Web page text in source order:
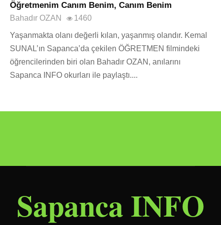
Öğretmenim Canım Benim, Canım Benim
Bahadır OZAN 1460
Yaşanmakta olanı değerli kılan, yaşanmış olandır. Kemal
SUNAL’ın Sapanca’da çekilen ÖĞRETMEN filmindeki
öğrencilerinden biri olan Bahadır OZAN, anılarını
Sapanca INFO okurları ile paylaştı....
Sapanca INFO